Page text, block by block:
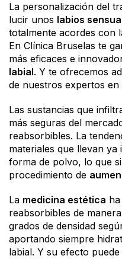
La personalización del
lucir unos labios
totalmente acordes con
En Clínica Bruselas te
más eficaces e
labial. Y te ofrecemos
de nuestros expertos en
Las sustancias que
más seguras del
reabsorbibles. La
materiales que llevan
forma de polvo, lo que
procedimiento de
La medicina estética
reabsorbibles de
grados de densidad
aportando siempre
labial. Y su efecto